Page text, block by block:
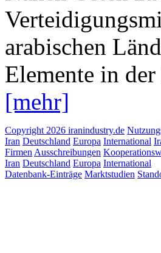
arabischen
Elemente in
[mehr]
Copyright 2026 iranindustry.de
Iran Deutschland Europa International
Firmen Ausschreibungen
Iran Deutschland Europa International
Datenbank-Einträge Marktstudien